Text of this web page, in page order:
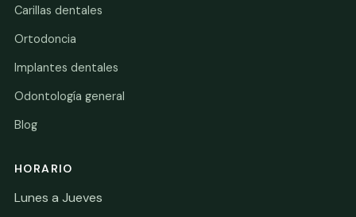
Carillas dentales
Ortodoncia
Implantes dentales
Odontología general
Blog
HORARIO
Lunes a Jueves